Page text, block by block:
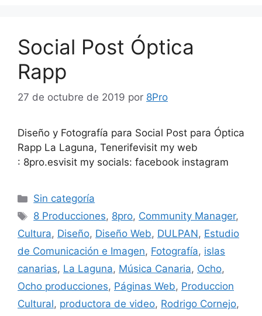
Social Post Óptica
Rapp
27 de octubre de 2019 por 8Pro
Diseño y Fotografía para Social Post para Óptica
Rapp La Laguna, Tenerifevisit my web
: 8pro.esvisit my socials: facebook instagram
Sin categoría
8 Producciones, 8pro, Community Manager,
Cultura, Diseño, Diseño Web, DULPAN, Estudio
de Comunicación e Imagen, Fotografía, islas
canarias, La Laguna, Música Canaria, Ocho,
Ocho producciones, Páginas Web, Produccion
Cultural, productora de video, Rodrigo Cornejo,